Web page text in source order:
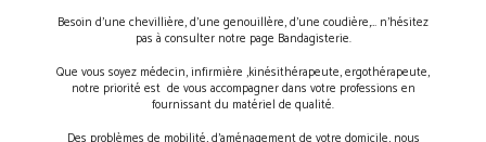
Besoin d’une chevillière, d’une genouillère, d’une coudière,… n’hésitez
pas à consulter notre page Bandagisterie.
Que vous soyez médecin, infirmière ,kinésithérapeute, ergothérapeute,
notre priorité est de vous accompagner dans votre professions en
fournissant du matériel de qualité.